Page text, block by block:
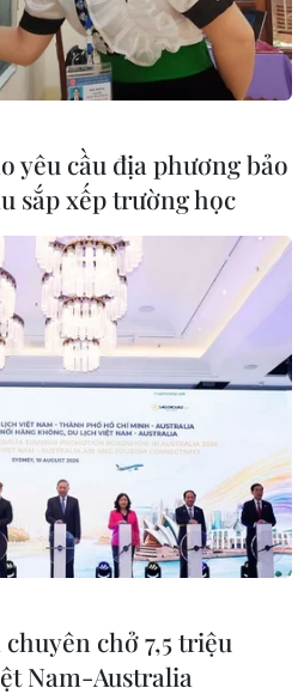
đề án xây dựng phố
chức cố định tại phố 19-12
chức phố sách lưu động cần
tế sau khi phố sách cố định đi
yêu cầu địa phương bảo
sắp xếp trường học
chở 7,5 triệu
Nam-Australia